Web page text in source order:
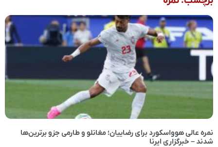
نمره عالی هوواسکورد برای رضاییان؛ مغانلو و طارمی جزو برترین‌ها
شدند – خبرگزاری ایرنا